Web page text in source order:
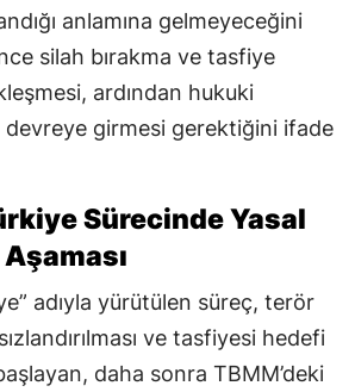
anlamına gelmeyeceğini
silah bırakma ve tasfiye
ardından hukuki
devreye girmesi gerektiğini ifade
Sürecinde Yasal
adıyla yürütülen süreç, terör
ve tasfiyesi hedefi
daha sonra TBMM’deki